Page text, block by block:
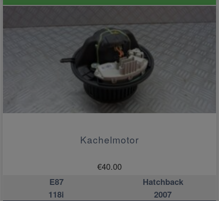
Kachelmotor
€40.00
E87
Hatchback
118i
2007